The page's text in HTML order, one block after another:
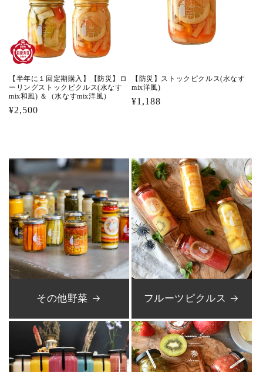
【半年に１回定期購入】【防災】ロ
ーリングストックピクルス(水なす
mix和風) ＆（水なすmix洋風）
通
¥2,500
【防災】ストックピクルス(水なす
mix洋風)
通
¥1,188
その他野菜 フルーツピクルス